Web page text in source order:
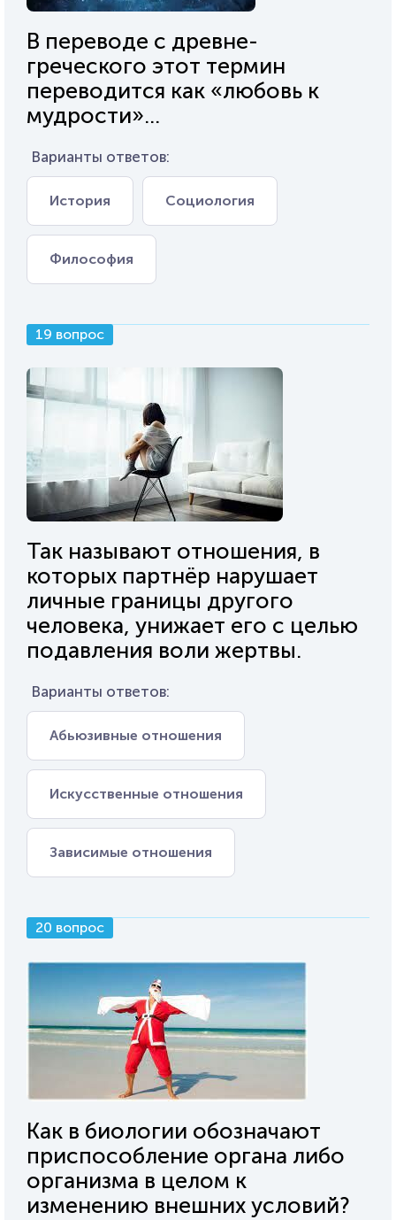
В переводе с древне-
греческого этот термин
переводится как «любовь к
мудрости»...
Варианты ответов:
История Социология
Философия
19 вопрос
Так называют отношения, в
которых партнёр нарушает
личные границы другого
человека, унижает его с целью
подавления воли жертвы.
Варианты ответов:
Абьюзивные отношения
Искусственные отношения
Зависимые отношения
20 вопрос
Как в биологии обозначают
приспособление органа либо
организма в целом к
изменению внешних условий?